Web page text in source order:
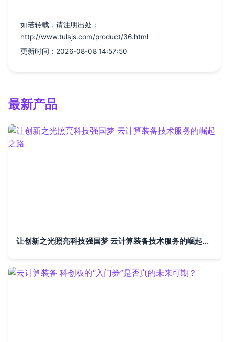
如若转载，请注明出处：
http://www.tulsjs.com/product/36.html
更新时间：2026-08-08 14:57:50
最新产品
让创新之光照亮科技强国梦 云计算装备技术服务的崛起之路